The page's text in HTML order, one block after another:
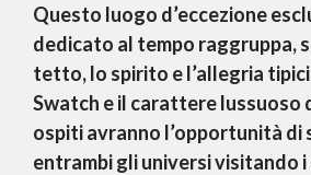
Questo luogo d’eccezione
dedicato al tempo raggruppa,
tetto, lo spirito e l’allegria
Swatch e il carattere lussuoso
ospiti avranno l’opportunità di
entrambi gli universi visitando i